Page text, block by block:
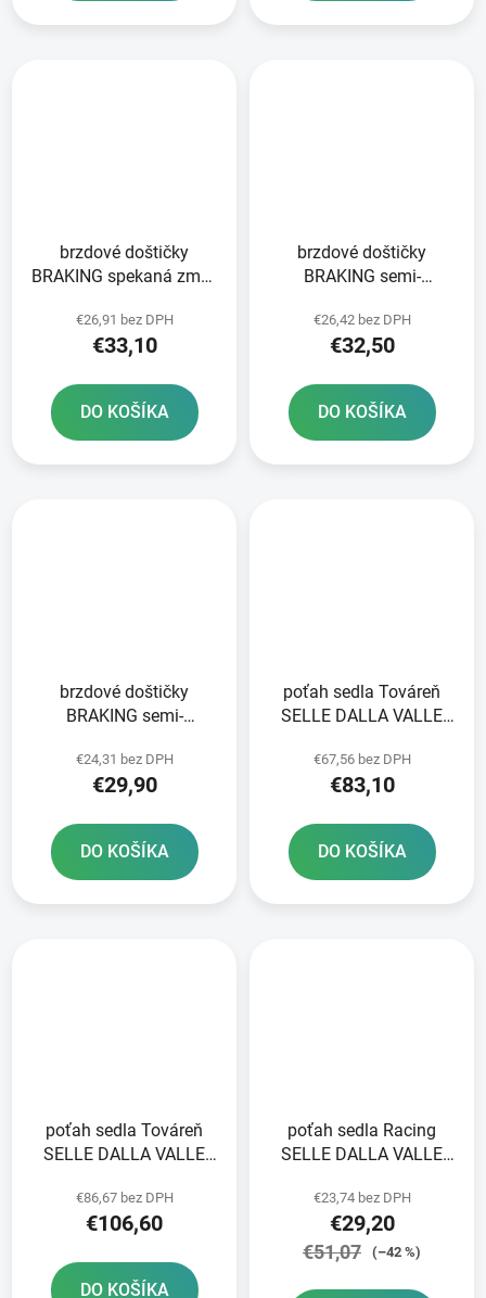
brzdové doštičky
BRAKING spekaná zmes
€26,91 bez DPH
€33,10
DO KOŠÍKA
brzdové doštičky
BRAKING semi-
ks v balení
€26,42 bez DPH
€32,50
DO KOŠÍKA
brzdové doštičky
BRAKING semi-
ks v balení
€24,31 bez DPH
€29,90
DO KOŠÍKA
poťah sedla Továreň
SELLE DALLA VALLE
€67,56 bez DPH
€83,10
DO KOŠÍKA
poťah sedla Továreň
SELLE DALLA VALLE
€86,67 bez DPH
€106,60
DO KOŠÍKA
poťah sedla Racing
SELLE DALLA VALLE
€23,74 bez DPH
€29,20
€51,07 (–42 %)